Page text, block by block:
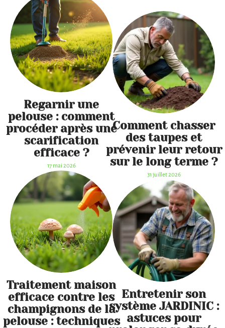
Regarnir une
pelouse : comment
procéder après une
scarification
efficace ?
17 mai 2026
Traitement maison
efficace contre les
champignons de la
pelouse : techniques
Comment chasser
des taupes et
prévenir leur retour
sur le long terme ?
31 juillet 2026
Entretenir son
système JARDINIC :
astuces pour